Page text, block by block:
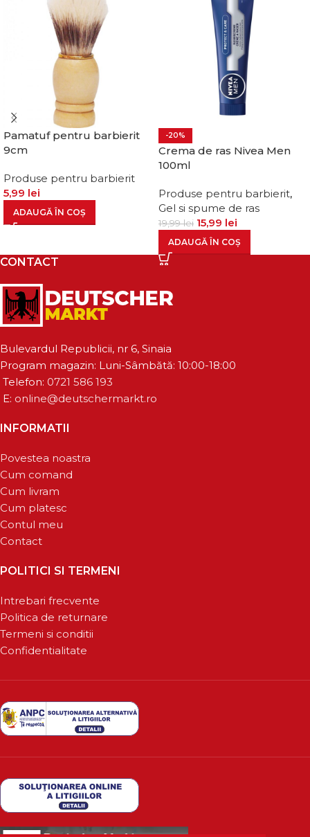
Pamatuf pentru barbierit
9cm
Produse pentru barbierit
5,99 lei
ADAUGĂ ÎN COȘ
-20%
Crema de ras Nivea Men
100ml
Produse pentru barbierit,
Gel si spume de ras
19,99lei 15,99 lei
ADAUGĂ ÎN COȘ
CONTACT
Bulevardul Republicii, nr 6, Sinaia
Program magazin: Luni-Sâmbătă: 10:00-18:00
Telefon: 0721 586 193
E: online@deutschermarkt.ro
INFORMATII
Povestea noastra
Cum comand
Cum livram
Cum platesc
Contul meu
Contact
POLITICI SI TERMENI
Intrebari frecvente
Politica de returnare
Termeni si conditii
Confidentialitate